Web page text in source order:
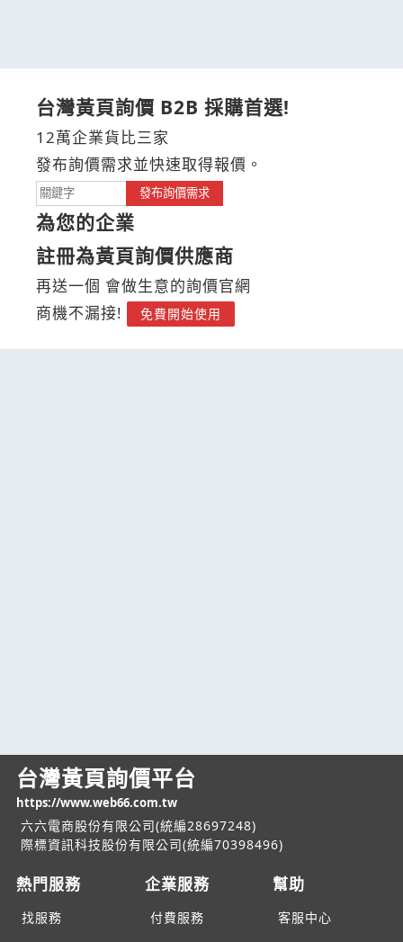
台灣黃頁詢價 B2B 採購首選!
12萬企業貨比三家
發布詢價需求並快速取得報價。
發布詢價需求
為您的企業
註冊為黃頁詢價供應商
再送一個 會做生意的詢價官網
商機不漏接!
免費開始使用
台灣黃頁詢價平台
https://www.web66.com.tw
六六電商股份有限公司(統編28697248)
際標資訊科技股份有限公司(統編70398496)
熱門服務
找服務
企業服務
付費服務
幫助
客服中心